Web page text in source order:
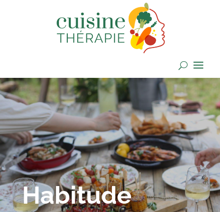
Habitude